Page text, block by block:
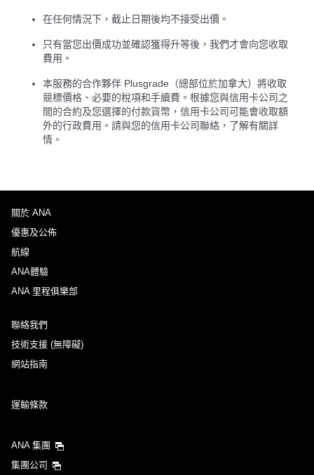
在任何情況下，截止日期後均不接受出價。
只有當您出價成功並確認獲得升等後，我們才會向您收取
費用。
本服務的合作夥伴 Plusgrade（總部位於加拿大）將收取
競標價格、必要的稅項和手續費。根據您與信用卡公司之
間的合約及您選擇的付款貨幣，信用卡公司可能會收取額
外的行政費用。請與您的信用卡公司聯絡，了解有關詳
情。
關於 ANA
優惠及公佈
航線
ANA體驗
ANA 里程俱樂部
聯絡我們
技術支援 (無障礙)
網站指南
運輸條款
ANA 集團
集團公司